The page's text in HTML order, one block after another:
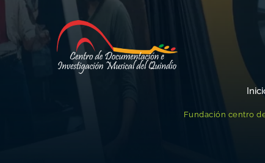
Fundación centro